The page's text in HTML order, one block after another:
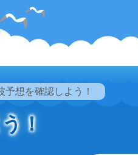
予想を確認しよう！
！